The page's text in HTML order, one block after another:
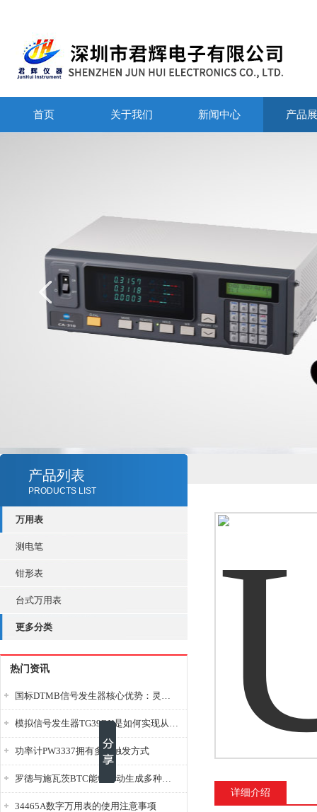
首页 关于我们 新闻中心 产品
产品列表
PRODUCTS LIST
万用表
测电笔
钳形表
台式万用表
更多分类
热门资讯
国标DTMB信号发生器核心优势：灵活性与准确性的结合
模拟信号发生器TG39BX是如何实现从直流到交流的波形转换?
功率计PW3337拥有多种触发方式
罗德与施瓦茨BTC能够自动生成多种音视频信号
34465A数字万用表的使用注意事项
详细介绍